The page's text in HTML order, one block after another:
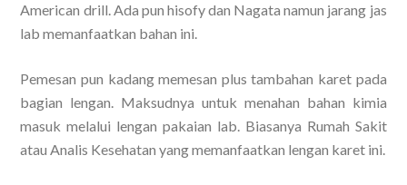
American drill. Ada pun hisofy dan Nagata namun jarang jas
lab memanfaatkan bahan ini.
Pemesan pun kadang memesan plus tambahan karet pada
bagian lengan. Maksudnya untuk menahan bahan kimia
masuk melalui lengan pakaian lab. Biasanya Rumah Sakit
atau Analis Kesehatan yang memanfaatkan lengan karet ini.